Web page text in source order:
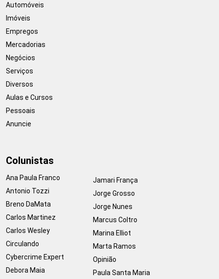
Automóveis
Imóveis
Empregos
Mercadorias
Negócios
Serviços
Diversos
Aulas e Cursos
Pessoais
Anuncie
Colunistas
Ana Paula Franco
Antonio Tozzi
Breno DaMata
Carlos Martinez
Carlos Wesley
Circulando
Cybercrime Expert
Debora Maia
Jamari França
Jorge Grosso
Jorge Nunes
Marcus Coltro
Marina Elliot
Marta Ramos
Opinião
Paula Santa Maria